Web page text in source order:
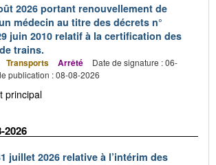
2026 portant renouvellement de
médecin au titre des décrets n°
juin 2010 relatif à la certification des
trains.
Transports Arrêté
Date de signature : 06-
publication : 08-08-2026
principal
2026
juillet 2026 relative à l’intérim des